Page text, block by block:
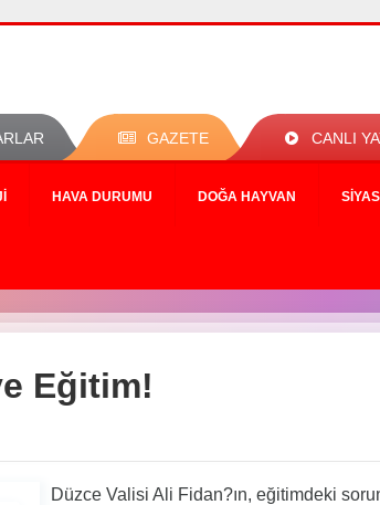
GAZETE CANLI
HAVA DURUMU DOĞA HAYVAN
Eğitim!
Düzce Valisi Ali Fidan?ın, eğitimdeki